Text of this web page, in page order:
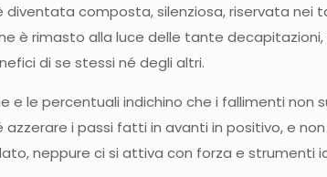
composta, silenziosa, riservata nei
è rimasto alla luce delle tante
di se stessi né degli altri.
e le percentuali indichino che i fallimenti
i passi fatti in avanti in positivo, e
neppure ci si attiva con forza e strumenti